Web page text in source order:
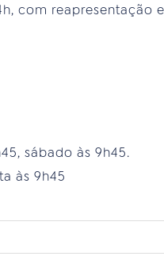
com reapresentação
sábado às 9h45.
às 9h45